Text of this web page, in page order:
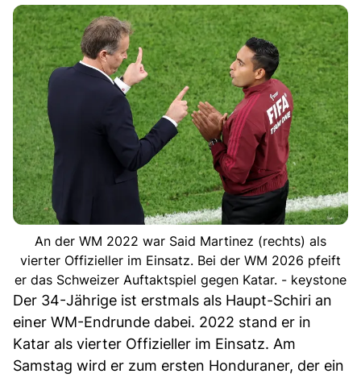
An der WM 2022 war Said Martinez (rechts) als
vierter Offizieller im Einsatz. Bei der WM 2026 pfeift
er das Schweizer Auftaktspiel gegen Katar. - keystone
Der 34-Jährige ist erstmals als Haupt-Schiri an
einer WM-Endrunde dabei. 2022 stand er in
Katar als vierter Offizieller im Einsatz. Am
Samstag wird er zum ersten Honduraner, der ein